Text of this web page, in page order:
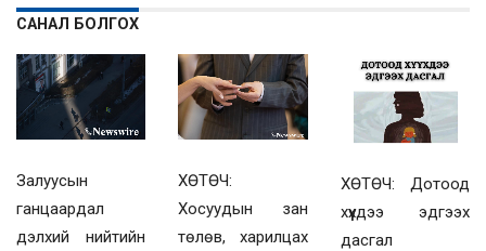
САНАЛ БОЛГОХ
Залуусын
ганцаардал
дэлхий нийтийн
ХӨТӨЧ:
Хосуудын зан
төлөв, харилцах
ХӨТӨЧ: Дотоод
хүүхдээ эдгээх
дасгал